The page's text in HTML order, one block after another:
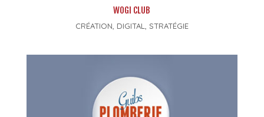
WOGI CLUB
CRÉATION DIGITAL STRATÉGIE